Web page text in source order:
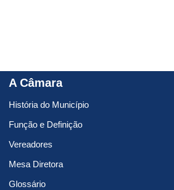
A Câmara
História do Município
Função e Definição
Vereadores
Mesa Diretora
Glossário